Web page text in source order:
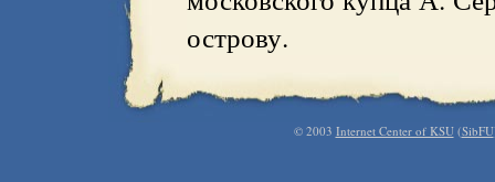
острову.
© 2003 Internet Center of KSU(SibFU